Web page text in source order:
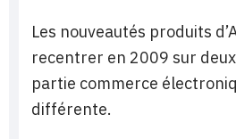
Les nouveautés produits
recentrer en 2009 sur
partie commerce
différente.